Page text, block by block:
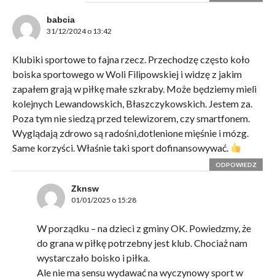
babcia
31/12/2024 o 13:42
Klubiki sportowe to fajna rzecz. Przechodzę często koło
boiska sportowego w Woli Filipowskiej i widzę z jakim
zapałem grają w piłkę małe szkraby. Może będziemy mieli
kolejnych Lewandowskich, Błaszczykowskich. Jestem za.
Poza tym nie siedzą przed telewizorem, czy smartfonem.
Wyglądają zdrowo są radośni,dotlenione mięśnie i mózg.
Same korzyści. Właśnie taki sport dofinansowywać.
ODPOWIEDZ
Zknsw
01/01/2025 o 15:28
W porządku – na dzieci z gminy OK. Powiedzmy, że
do grana w piłkę potrzebny jest klub. Chociaż nam
wystarczało boisko i piłka.
Ale nie ma sensu wydawać na wyczynowy sport w